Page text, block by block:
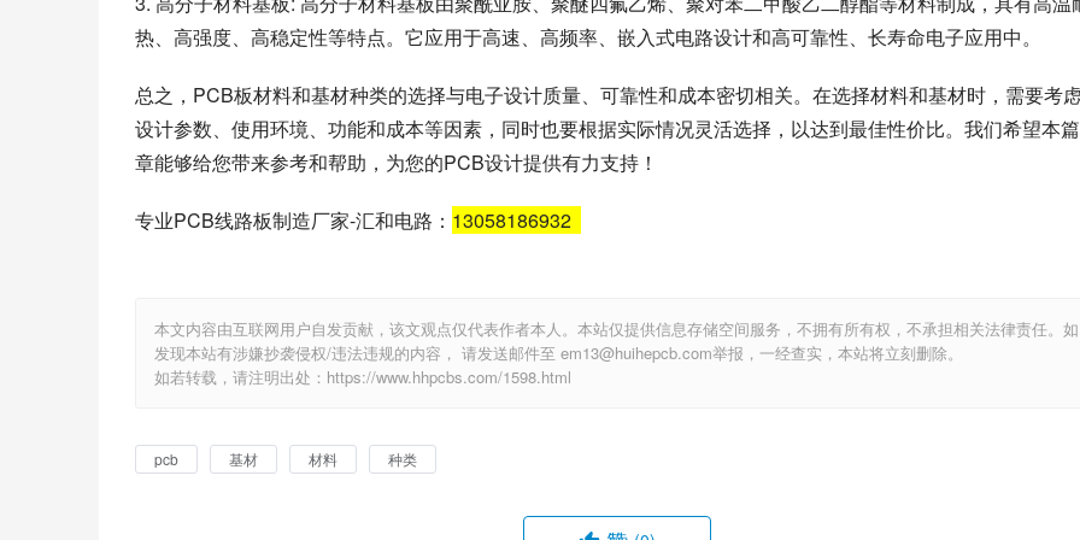
热、高强度、高稳定性等特点。它应用于高速、高频率、嵌入式电路设计和高可靠性、长寿命电子应用中。
总之，PCB板材料和基材种类的选择与电子设计质量、可靠性和成本密切相关。在选择材料和基材时，需要考
设计参数、使用环境、功能和成本等因素，同时也要根据实际情况灵活选择，以达到最佳性价比。我们希望本
章能够给您带来参考和帮助，为您的PCB设计提供有力支持！
专业PCB线路板制造厂家-汇和电路： 13058186932
本文内容由互联网用户自发贡献，该文观点仅代表作者本人。本站仅提供信息存储空间服务，不拥有所有权，不承担相关法律责任。如
发现本站有涉嫌抄袭侵权/违法违规的内容， 请发送邮件至 em13@huihepcb.com举报，一经查实，本站将立刻删除。
如若转载，请注明出处：https://www.hhpcbs.com/1598.html
pcb 基材 材料 种类